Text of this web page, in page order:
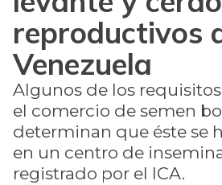
reproductivos
Venezuela
Algunos de los
el comercio de semen
determinan que éste se
en un centro de
registrado por el ICA.